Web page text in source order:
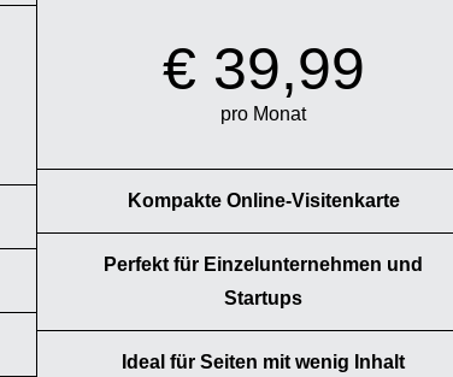
€ 39,99
pro Monat
Kompakte Online-Visitenkarte
Perfekt für Einzelunternehmen und
Startups
Ideal für Seiten mit wenig Inhalt